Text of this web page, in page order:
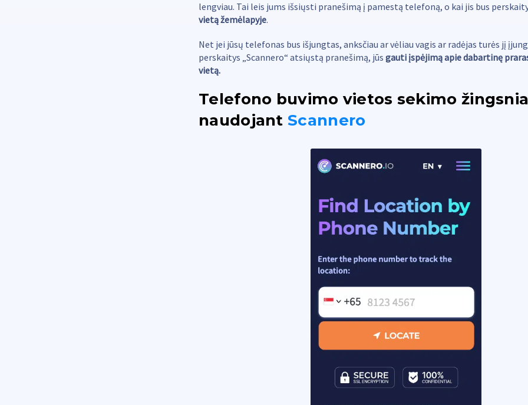
lengviau. Tai leis jums išsiųsti pranešimą į pamestą telefoną, o kai jis bus
vietą žemėlapyje.
Net jei jūsų telefonas bus išjungtas, anksčiau ar vėliau vagis ar radėjas turės jį
perskaitys „Scannero“ atsiųstą pranešimą, jūs gauti įspėjimą apie dabartinę
vietą.
Telefono buvimo vietos sekimo
naudojantScannero